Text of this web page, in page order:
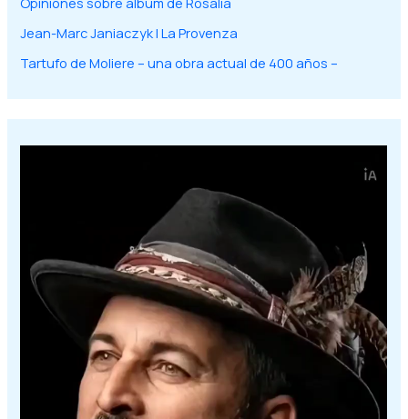
Jean-Marc Janiaczyk | La Provenza
Tartufo de Moliere – una obra actual de 400 años –